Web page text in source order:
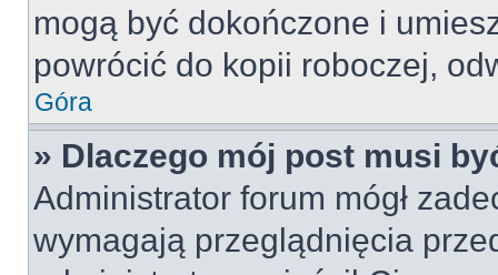
mogą być dokończone i
powrócić do kopii roboczej,
Góra
» Dlaczego mój post musi
Administrator forum mógł
wymagają przeglądnięcia